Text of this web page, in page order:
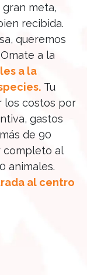
gran meta,
recibida.
queremos
a la
a la
Tu
los costos por
gastos
de 90
completo al
animales.
al centro